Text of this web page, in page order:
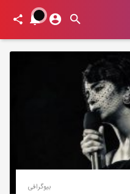
بیوگرافی